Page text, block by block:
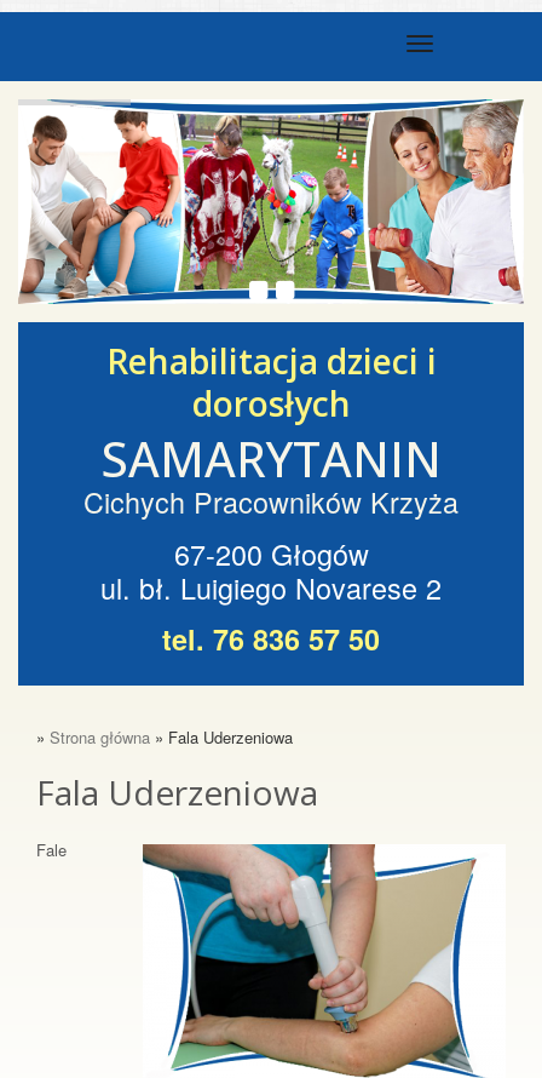
Toggle
Rehabilitacja dzieci i
dorosłych
SAMARYTANIN
Cichych Pracowników Krzyża
67-200 Głogów
ul. bł. Luigiego Novarese 2
tel. 76 836 57 50
» Strona główna » Fala Uderzeniowa
Fala Uderzeniowa
Fale